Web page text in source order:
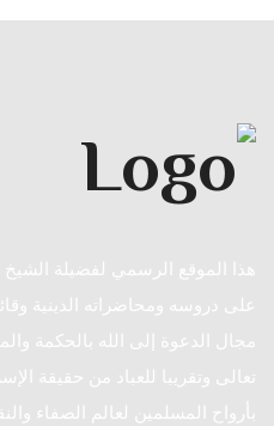
هذا الموقع الرسمي لفضيلة
على دروسه ومحاضراته الدينية
مجال الدعوة إلى الله بالحكمة
تعالى وتقريبا للعباد من حقيقة
بأرواح المسلمين لعالم الصفاء